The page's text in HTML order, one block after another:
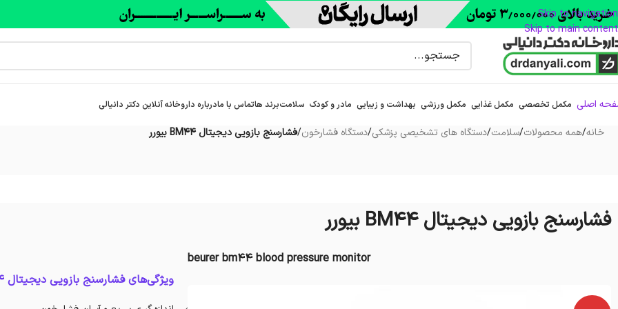
Skip to navigation
Skip to main content
اصلی مکمل تخصصی مکمل غذایی مکمل ورزشی بهداشت و زیبایی مادر و کودک سلامتبرند هاتماس با مادرباره‌ داروخانه آنلاین دکتر دانیالی
خانه/همه محصولات/سلامت/دستگاه های تشخیصی پزشکی/دستگاه فشارخون/فشارسنج بازویی ديجيتال BM44 بیورر
فشارسنج بازویی ديجيتال BM44 بیورر
beurer bm44 blood pressure monitor
ویژگی‌های فشارسنج بازویی ديجيتال BM44 بیورر: